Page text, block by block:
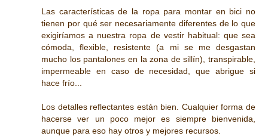
Las características de la ropa para montar en bici no
tienen por qué ser necesariamente diferentes de lo que
exigiríamos a nuestra ropa de vestir habitual: que sea
cómoda, flexible, resistente (a mi se me desgastan
mucho los pantalones en la zona de sillín), transpirable,
impermeable en caso de necesidad, que abrigue si
hace frío...
Los detalles reflectantes están bien. Cualquier forma de
hacerse ver un poco mejor es siempre bienvenida,
aunque para eso hay otros y mejores recursos.